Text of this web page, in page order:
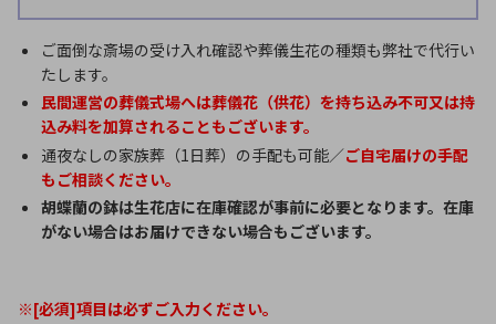
ご面倒な斎場の受け入れ確認や葬儀生花の種類も弊社で代行い
たします。
民間運営の葬儀式場へは葬儀花（供花）を持ち込み不可又は持
込み料を加算されることもございます。
通夜なしの家族葬（1日葬）の手配も可能／ご自宅届けの手配
もご相談ください。
胡蝶蘭の鉢は生花店に在庫確認が事前に必要となります。在庫
がない場合はお届けできない場合もございます。
※[必須]項目は必ずご入力ください。